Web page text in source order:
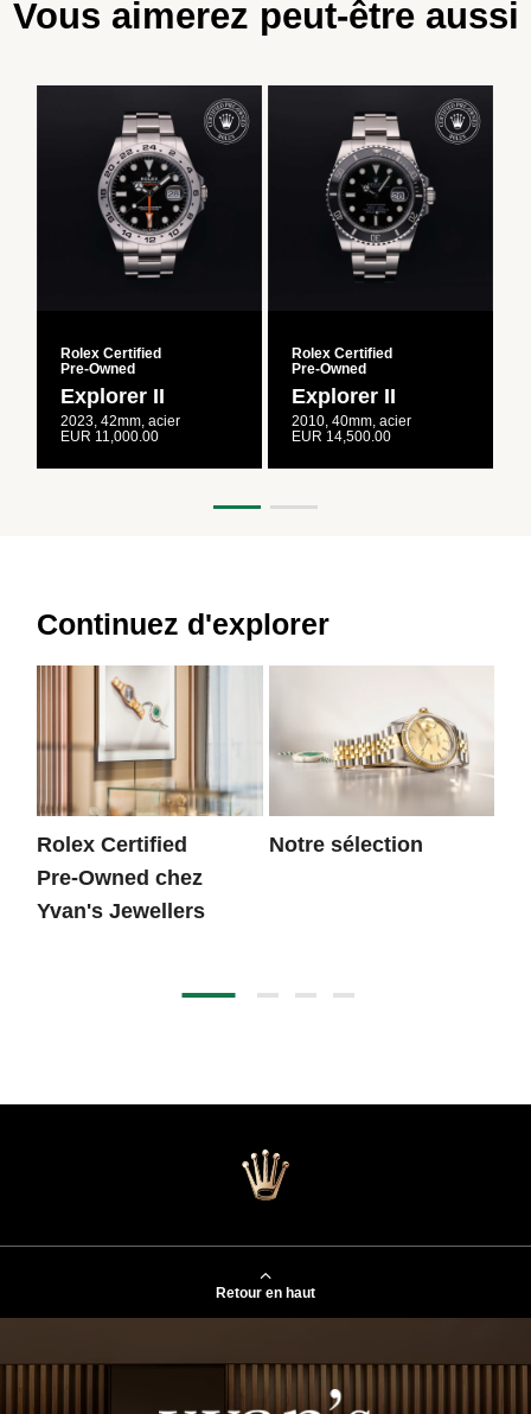
Vous aimerez peut-être aussi
Rolex Certified
Pre‑Owned
Explorer II
2023, 42mm, acier
EUR 11,000.00
Rolex Certified
Pre‑Owned
Explorer II
2010, 40mm, acier
EUR 14,500.00
Continuez d'explorer
Rolex Certified
Pre‑Owned chez
Yvan's Jewellers
Notre sélection
Retour en haut